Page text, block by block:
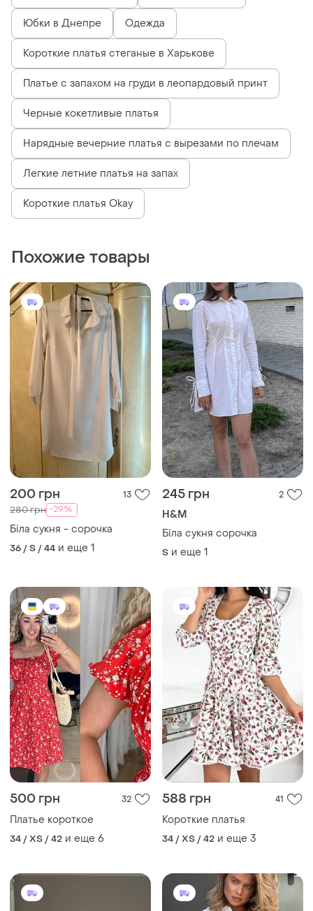
Юбки в Днепре Одежда
Короткие платья стеганые в Харькове
Платье с запахом на груди в леопардовый принт
Черные кокетливые платья
Нарядные вечерние платья с вырезами по плечам
Легкие летние платья на запах
Короткие платья Okay
Похожие товары
200 грн 13
280 грн -29%
Біла сукня - сорочка
36 / S / 44 и еще 1
245 грн 2
H&M
Біла сукня сорочка
S и еще 1
500 грн 32
Платье короткое
34 / XS / 42 и еще 6
588 грн 41
Короткие платья
34 / XS / 42 и еще 3